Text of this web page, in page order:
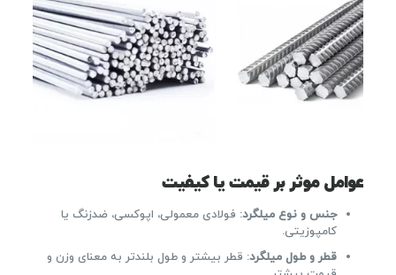
عوامل موثر بر قیمت یا کیفیت
جنس و نوع میلگرد: فولادی معمولی، اپوکسی، ضدزنگ یا
کامپوزیتی.
قطر و طول میلگرد: قطر بیشتر و طول بلندتر به معنای وزن و